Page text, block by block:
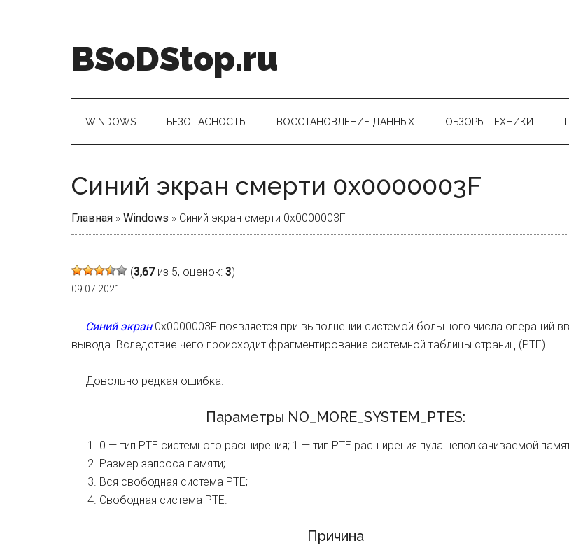
BSoDStop.ru
WINDOWS БЕЗОПАСНОСТЬ ВОССТАНОВЛЕНИЕ ДАННЫХ ОБЗОРЫ ТЕХНИКИ
Синий экран смерти 0x0000003F
Главная » Windows » Синий экран смерти 0x0000003F
(3,67из 5, оценок: 3)
09.07.2021
Синий экран0x0000003F появляется при выполнении системой большого числа операций
вывода. Вследствие чего происходит фрагментирование системной таблицы страниц (PTE).
Довольно редкая ошибка.
Параметры NO_MORE_SYSTEM_PTES:
0 — тип PTE системного расширения; 1 — тип PTE расширения пула неподкачиваемой
Размер запроса памяти;
Вся свободная система PTE;
Свободная система PTE.
Причина